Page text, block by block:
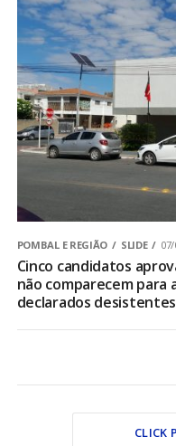
POMBAL E REGIÃO SLIDE
Cinco candidatos
não comparecem para
declarados desistentes
CLICK